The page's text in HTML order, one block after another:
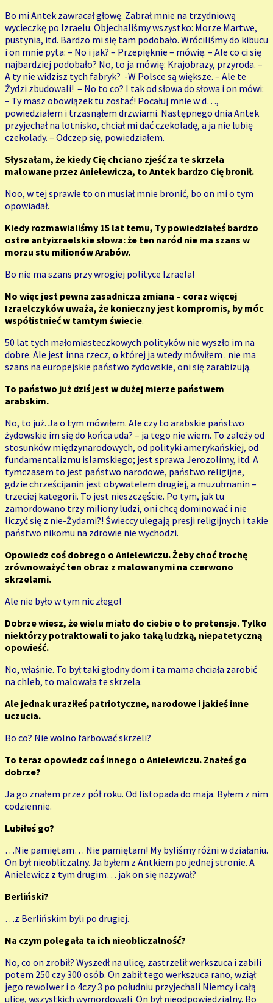
Bo mi Antek zawracał głowę. Zabrał mnie na trzydniową
wycieczkę po Izraelu. Objechaliśmy wszystko: Morze Martwe,
pustynia, itd. Bardzo mi się tam podobało. Wróciliśmy do kibucu
i on mnie pyta: – No i jak? – Przepięknie – mówię. – Ale co ci się
najbardziej podobało? No, to ja mówię: Krajobrazy, przyroda. –
A ty nie widzisz tych fabryk? -W Polsce są większe. – Ale te
Żydzi zbudowali! – No to co? I tak od słowa do słowa i on mówi:
– Ty masz obowiązek tu zostać! Pocałuj mnie w d…,
powiedziałem i trzasnąłem drzwiami. Następnego dnia Antek
przyjechał na lotnisko, chciał mi dać czekoladę, a ja nie lubię
czekolady. – Odczep się, powiedziałem.
Słyszałam, że kiedy Cię chciano zjeść za te skrzela
malowane przez Anielewicza, to Antek bardzo Cię bronił.
Noo, w tej sprawie to on musiał mnie bronić, bo on mi o tym
opowiadał.
Kiedy rozmawialiśmy 15 lat temu, Ty powiedziałeś bardzo
ostre antyizraelskie słowa: że ten naród nie ma szans w
morzu stu milionów Arabów.
Bo nie ma szans przy wrogiej polityce Izraela!
No więc jest pewna zasadnicza zmiana – coraz więcej
Izraelczyków uważa, że konieczny jest kompromis, by móc
współistnieć w tamtym świecie.
50 lat tych małomiasteczkowych polityków nie wyszło im na
dobre. Ale jest inna rzecz, o której ja wtedy mówiłem . nie ma
szans na europejskie państwo żydowskie, oni się zarabizują.
To państwo już dziś jest w dużej mierze państwem
arabskim.
No, to już. Ja o tym mówiłem. Ale czy to arabskie państwo
żydowskie im się do końca uda? – ja tego nie wiem. To zależy od
stosunków międzynarodowych, od polityki amerykańskiej, od
fundamentalizmu islamskiego; jest sprawa Jerozolimy, itd. A
tymczasem to jest państwo narodowe, państwo religijne,
gdzie chrześcijanin jest obywatelem drugiej, a muzułmanin –
trzeciej kategorii. To jest nieszczęście. Po tym, jak tu
zamordowano trzy miliony ludzi, oni chcą dominować i nie
liczyć się z nie-Żydami?! Świeccy ulegają presji religijnych i takie
państwo nikomu na zdrowie nie wychodzi.
Opowiedz coś dobrego o Anielewiczu. Żeby choć trochę
zrównoważyć ten obraz z malowanymi na czerwono
skrzelami.
Ale nie było w tym nic złego!
Dobrze wiesz, że wielu miało do ciebie o to pretensje. Tylko
niektórzy potraktowali to jako taką ludzką, niepatetyczną
opowieść.
No, właśnie. To był taki głodny dom i ta mama chciała zarobić
na chleb, to malowała te skrzela.
Ale jednak uraziłeś patriotyczne, narodowe i jakieś inne
uczucia.
Bo co? Nie wolno farbować skrzeli?
To teraz opowiedz coś innego o Anielewiczu. Znałeś go
dobrze?
Ja go znałem przez pół roku. Od listopada do maja. Byłem z nim
codziennie.
Lubiłeś go?
…Nie pamiętam… Nie pamiętam! My byliśmy różni w działaniu.
On był nieobliczalny. Ja byłem z Antkiem po jednej stronie. A
Anielewicz z tym drugim… jak on się nazywał?
Berliński?
…z Berlińskim byli po drugiej.
Na czym polegała ta ich nieobliczalność?
No, co on zrobił? Wyszedł na ulicę, zastrzelił werkszuca i zabili
potem 250 czy 300 osób. On zabił tego werkszuca rano, wziął
jego rewolwer i o 4czy 3 po południu przyjechali Niemcy i całą
ulicę, wszystkich wymordowali. On był nieodpowiedzialny. Bo